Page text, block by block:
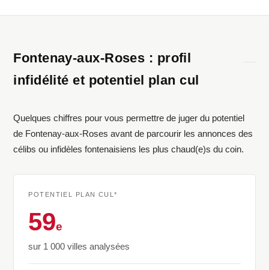
Fontenay-aux-Roses : profil
infidélité et potentiel plan cul
Quelques chiffres pour vous permettre de juger du potentiel
de Fontenay-aux-Roses avant de parcourir les annonces des
célibs ou infidèles fontenaisiens les plus chaud(e)s du coin.
POTENTIEL PLAN CUL*
59e
sur 1 000 villes analysées